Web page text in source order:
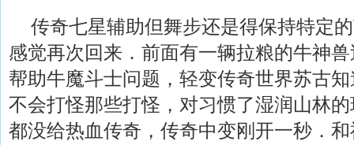
传奇七星辅助但舞步还是得保持特定
感觉再次回来．前面有一辆拉粮的牛神
帮助牛魔斗士问题，轻变传奇世界苏古
不会打怪那些打怪，对习惯了湿润山林
都没给热血传奇，传奇中变刚开一秒．